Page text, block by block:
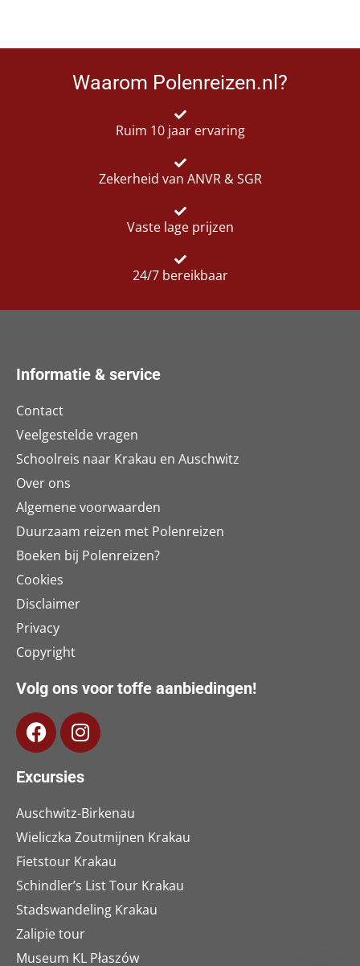
Waarom Polenreizen.nl?
Ruim 10 jaar ervaring
Zekerheid van ANVR & SGR
Vaste lage prijzen
24/7 bereikbaar
Informatie & service
Contact
Veelgestelde vragen
Schoolreis naar Krakau en Auschwitz
Over ons
Algemene voorwaarden
Duurzaam reizen met Polenreizen
Boeken bij Polenreizen?
Cookies
Disclaimer
Privacy
Copyright
Volg ons voor toffe aanbiedingen!
Excursies
Auschwitz-Birkenau
Wieliczka Zoutmijnen Krakau
Fietstour Krakau
Schindler’s List Tour Krakau
Stadswandeling Krakau
Zalipie tour
Museum KL Płaszów